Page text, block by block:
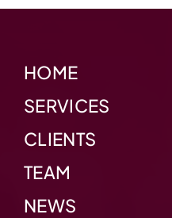
HOME
SERVICES
CLIENTS
TEAM
NEWS